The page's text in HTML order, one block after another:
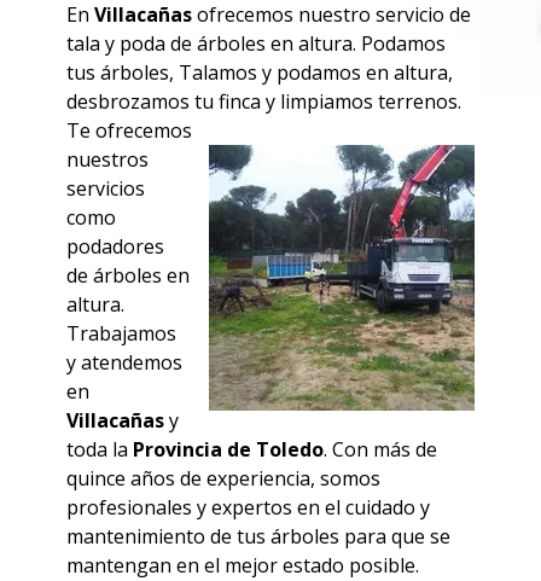
En Villacañasofrecemos nuestro servicio de
tala y poda de árboles en altura. Podamos
tus árboles, Talamos y podamos en altura,
desbrozamos tu finca y limpiamos terrenos.
Te ofrecemos
nuestros
servicios
como
podadores
de árboles en
altura.
Trabajamos
y atendemos
en
Villacañasy
toda la Provincia de Toledo. Con más de
quince años de experiencia, somos
profesionales y expertos en el cuidado y
mantenimiento de tus árboles para que se
mantengan en el mejor estado posible.